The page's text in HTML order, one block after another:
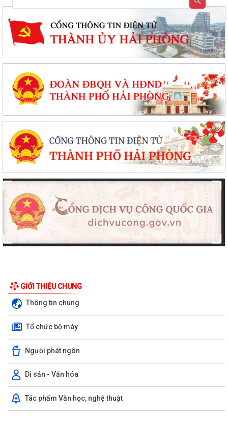
GIỚI THIỆU CHUNG
Thông tin chung
Tổ chức bộ máy
Người phát ngôn
Di sản - Văn hóa
Tác phẩm Văn học, nghệ thuật